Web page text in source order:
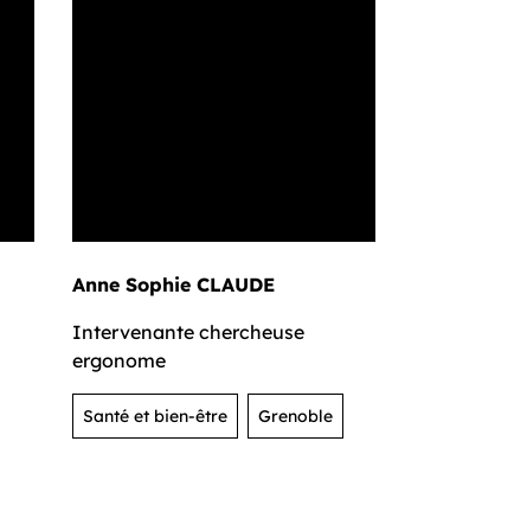
Anne Sophie CLAUDE
Intervenante chercheuse
ergonome
Santé et bien-être Grenoble